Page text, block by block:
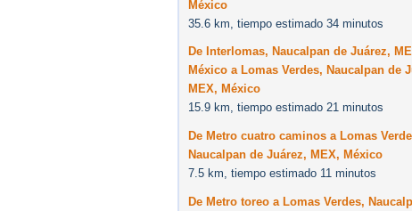
México
35.6 km, tiempo estimado 34 minutos
De Interlomas, Naucalpan de Juárez,
México a Lomas Verdes, Naucalpan de
MEX, México
15.9 km, tiempo estimado 21 minutos
De Metro cuatro caminos a Lomas
Naucalpan de Juárez, MEX, México
7.5 km, tiempo estimado 11 minutos
De Metro toreo a Lomas Verdes,